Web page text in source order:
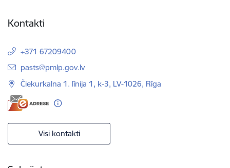
Kontakti
+371 67209400
E-pasts:
pasts@pmlp.gov.lv
Čiekurkalna 1. līnija 1, k-3, LV-1026, Rīga
Visi kontakti